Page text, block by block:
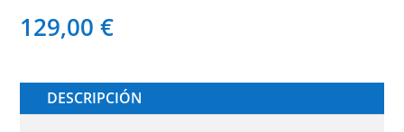
129,00€
DESCRIPCIÓN